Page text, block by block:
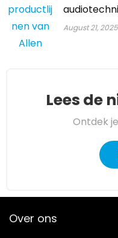
August 21, 2025
Lees de
Ontdek
Over ons